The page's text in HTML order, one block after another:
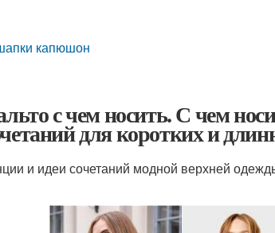
капюшон
с чем носить. С чем
для коротких и
и идеи сочетаний модной верхней